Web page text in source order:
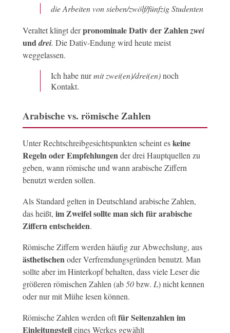
die Arbeiten von sieben/zwölf/fünfzig Studenten
Veraltet klingt derpronominale Dativ der Zahlenzwei
unddrei. Die Dativ-Endung wird heute meist
weggelassen.
Ich habe nurmit zwei(en)/drei(en)noch
Kontakt.
Arabische vs. römische Zahlen
Unter Rechtschreibgesichtspunkten scheint eskeine
Regeln oder Empfehlungen der drei Hauptquellen zu
geben, wann römische und wann arabische Ziffern
benutzt werden sollen.
Als Standard gelten in Deutschland arabische Zahlen,
das heißt, im Zweifel sollte man sich für arabische
Ziffern entscheiden.
Römische Ziffern werden häufig zur Abwechslung, aus
ästhetischen oder Verfremdungsgründen benutzt. Man
sollte aber im Hinterkopf behalten, dass viele Leser die
größeren römischen Zahlen (ab50bzw. L) nicht kennen
oder nur mit Mühe lesen können.
Römische Zahlen werden oftfür Seitenzahlen im
Einleitungsteileines Werkes gewählt